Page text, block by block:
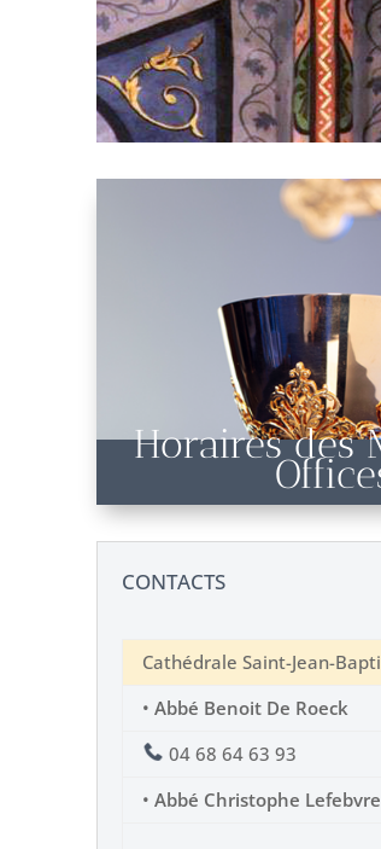
Horaires des
CONTACTS
Cathédrale Saint-Jean-
• Abbé Benoit De Roeck
04 68 64 63 93
• Abbé Christophe Lefebvre